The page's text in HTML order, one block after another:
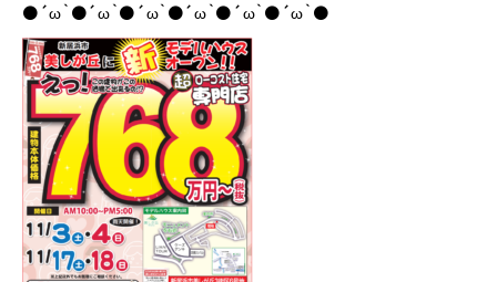
●´ω｀●´ω｀●´ω｀●´ω｀●´ω｀●´ω｀●